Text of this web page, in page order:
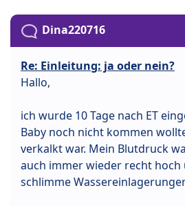
Dina220716
Re: Einleitung: ja oder nein?
Hallo,
ich wurde 10 Tage nach ET
Baby noch nicht kommen
verkalkt war. Mein Blutdruck
auch immer wieder recht hoch
schlimme